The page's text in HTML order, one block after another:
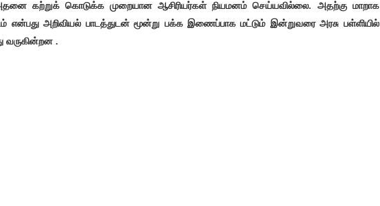
கற்றுக் கொடுக்க முறையான ஆசிரியர்கள் நியமனம் செய்யவில்லை. அதற்கு மாறாக
என்பது அறிவியல் பாடத்துடன் மூன்று பக்க இணைப்பாக மட்டும் இன்றுவரை அரசு பள்ளியில்
வருகின்றன .